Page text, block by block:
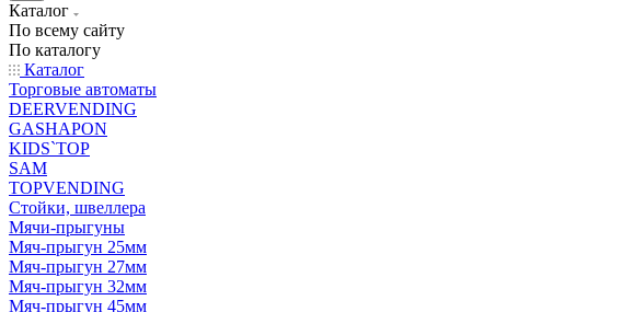
Каталог
По всему сайту
По каталогу
Каталог
Торговые автоматы
DEERVENDING
GASHAPON
KIDS`TOP
SAM
TOPVENDING
Стойки, швеллера
Мячи-прыгуны
Мяч-прыгун 25мм
Мяч-прыгун 27мм
Мяч-прыгун 32мм
Мяч-прыгун 45мм